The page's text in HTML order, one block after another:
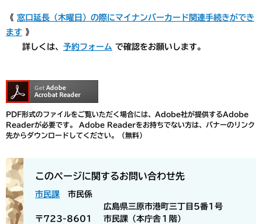
《 窓口延長（木曜日）の際にマイナンバーカード関連手続きができ
ます 》
詳しくは、 予約フォーム で確認をお願いします。
PDF形式のファイルをご覧いただく場合には、Adobe社が提供するAdobe
Readerが必要です。
Adobe Readerをお持ちでない方は、バナーのリンク
先からダウンロードしてください。（無料）
このページに関するお問い合わせ先
市民課 市民係
〒723-8601
広島県三原市港町三丁目5番1号
市民課（本庁舎１階）